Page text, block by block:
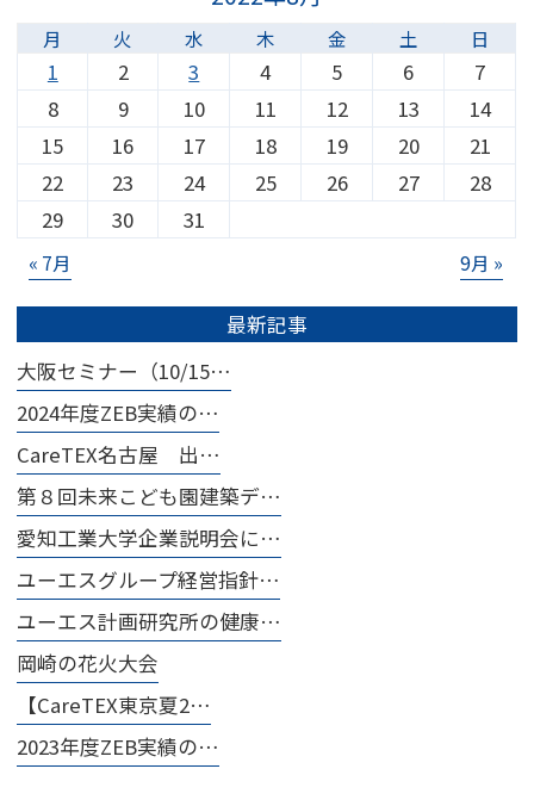
月 火 水 木 金 土 日
« 7月 9月 »
1 2 3 4 5 6
7
8
9 10 11 12 13
14
15
16 17 18 19 20
21
22
23 24 25 26 27
28
29
30 31
最新記事
大阪セミナー（10/15…
2024年度ZEB実績の…
CareTEX名古屋 出…
第８回未来こども園建築デ…
愛知工業大学企業説明会に…
ユーエスグループ経営指針…
ユーエス計画研究所の健康…
岡崎の花火大会
【CareTEX東京夏2…
2023年度ZEB実績の…